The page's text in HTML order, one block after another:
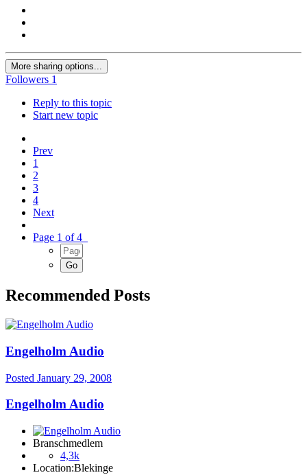
More sharing options...
Followers 1
Reply to this topic
Start new topic
Prev
1
2
3
4
Next
Page 1 of 4
Recommended Posts
Engelholm Audio
Posted January 29, 2008
Engelholm Audio
Branschmedlem
4,3k
Location:Blekinge